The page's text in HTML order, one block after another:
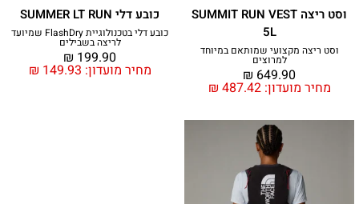
וסט ריצה SUMMIT RUN VEST
5L
וסט ריצה מקצועי שמותאם במיוחד
למרוצים
מחיר מועדון: ₪ 487.42
₪ 649.90
כובע דלי SUMMER LT RUN
כובע דלי בטכנולוגיית FlashDry שמיועד
לריצה בשבילים
מחיר מועדון: ₪ 149.93
₪ 199.90